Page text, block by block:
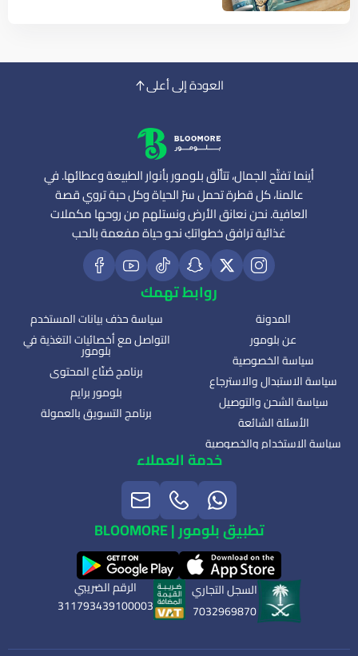
العودة إلى أعلى
أينما تفتّح الجمال، تتألّق بلومور بأنوار الطبيعة وعطائها. في
عالمنا، كل قطرة تحمل سرّ الحياة وكل حبة تروي قصة
العافية. نحن نعانق الأرض ونستلهم من روحها مكملات
غذائية ترافق خطواتكِ نحو حياة مفعمة بالحب
روابط تهمك
المدونة
عن بلومور
سياسة الخصوصية
سياسة الاستبدال والاسترجاع
سياسة الشحن والتوصيل
الأسئلة الشائعة
سياسة الاستخدام والخصوصية
سياسة حذف بيانات المستخدم
التواصل مع أخصائيات التغذية في
بلومور
برنامج صُنّاع المحتوى
بلومور برايم
برنامج التسويق بالعمولة
خدمة العملاء
تطبيق بلومور | BLOOMORE
السجل التجاري
7032969870
الرقم الضريبي
311793439100003